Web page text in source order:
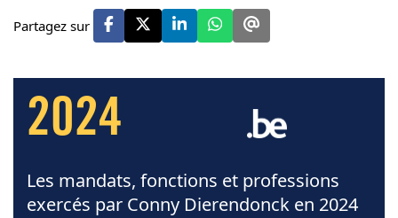
Partagez sur
2024
Les mandats, fonctions et professions
exercés par Conny Dierendonck en 2024